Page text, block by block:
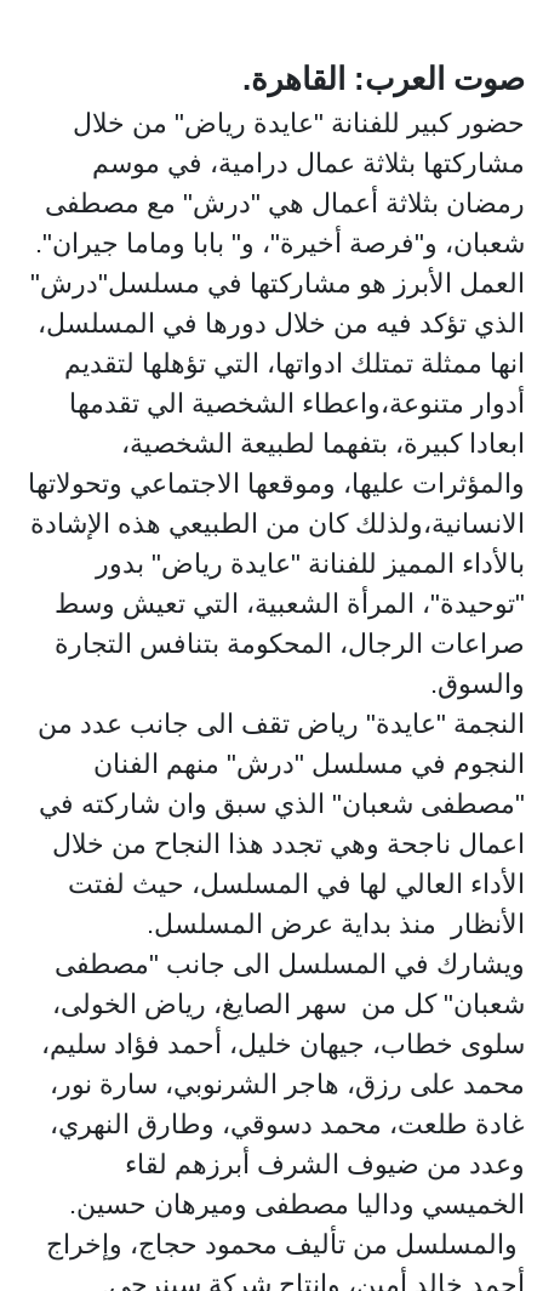
صوت العرب: القاهرة.
حضور كبير للفنانة "عايدة رياض" من خلال
مشاركتها بثلاثة عمال درامية، في موسم
رمضان بثلاثة أعمال هي "درش" مع مصطفى
شعبان، و"فرصة أخيرة"، و" بابا وماما جيران".
العمل الأبرز هو مشاركتها في مسلسل"درش"
الذي تؤكد فيه من خلال دورها في المسلسل،
انها ممثلة تمتلك ادواتها، التي تؤهلها لتقديم
أدوار متنوعة،واعطاء الشخصية الي تقدمها
ابعادا كبيرة، بتفهما لطبيعة الشخصية،
والمؤثرات عليها، وموقعها الاجتماعي وتحولاتها
الانسانية،ولذلك كان من الطبيعي هذه الإشادة
بالأداء المميز للفنانة "عايدة رياض" بدور
"توحيدة"، المرأة الشعبية، التي تعيش وسط
صراعات الرجال، المحكومة بتنافس التجارة
والسوق.
النجمة "عايدة" رياض تقف الى جانب عدد من
النجوم في مسلسل "درش" منهم الفنان
"مصطفى شعبان" الذي سبق وان شاركته في
اعمال ناجحة وهي تجدد هذا النجاح من خلال
الأداء العالي لها في المسلسل، حيث لفتت
الأنظار منذ بداية عرض المسلسل.
ويشارك في المسلسل الى جانب "مصطفى
شعبان" كل من سهر الصايغ، رياض الخولى،
سلوى خطاب، جيهان خليل، أحمد فؤاد سليم،
محمد على رزق، هاجر الشرنوبي، سارة نور،
غادة طلعت، محمد دسوقي، وطارق النهري،
وعدد من ضيوف الشرف أبرزهم لقاء
الخميسي وداليا مصطفى وميرهان حسين.
والمسلسل من تأليف محمود حجاج، وإخراج
أحمد خالد أمين، وإنتاج شركة سينرجي.